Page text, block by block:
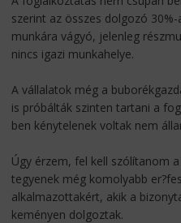
szerint az összes dolgozó 30%-
munkára vágyó, jelenleg
nincs igazi munkahelye.
A vállalatok még a
is próbálták szinten tartani a
ben kénytelenek voltak nem
Úgy érzem, fel kell szólítanom
tegyenek még komolyabb
alkalmazottakért, akik a
keményen dolgoztak.